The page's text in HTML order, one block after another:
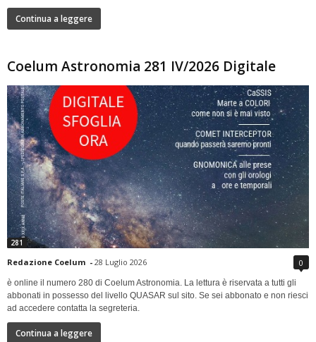
Continua a leggere
Coelum Astronomia 281 IV/2026 Digitale
281
Redazione Coelum - 28 Luglio 2026 0
è online il numero 280 di Coelum Astronomia. La lettura è riservata a tutti gli
abbonati in possesso del livello QUASAR sul sito. Se sei abbonato e non riesci
ad accedere contatta la segreteria.
Continua a leggere